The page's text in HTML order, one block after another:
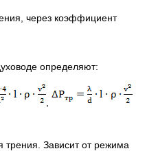
через коэффициент
определяют:
Зависит от режима